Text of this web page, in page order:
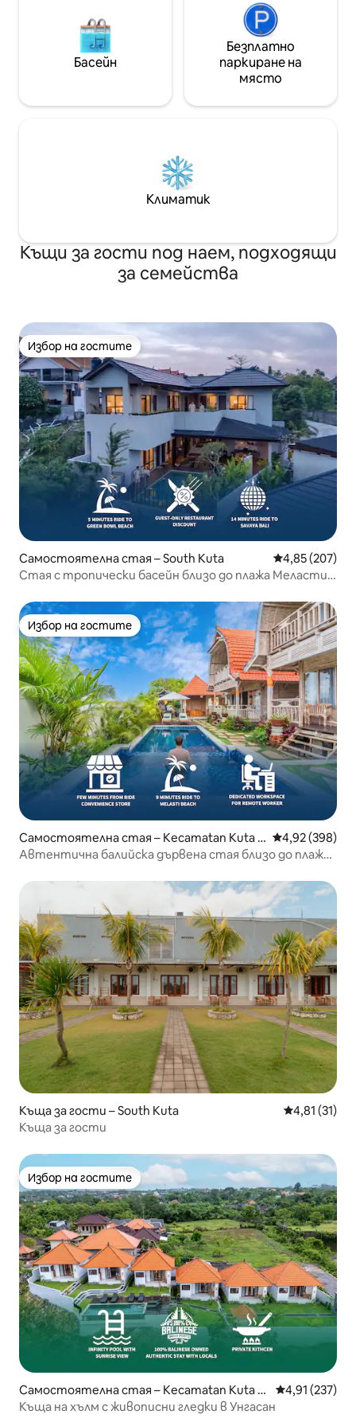
Басейн
Безплатно
паркиране на
място
Климатик
Къщи за гости под наем, подходящи
за семейства
Избор на гостите
Избор на гостите
Самостоятелна стая – South Kuta Средна
4,85 (207)
Стая с тропически басейн близо до плажа Меласти в
Избор на гостите
Избор на гостите
Самостоятелна стая – Kecamatan Kuta S
elatan
Средна
4,92 (398)
Автентична балийска дървена стая близо до плажа
Къща за гости – South Kuta Средна
4,81 (31)
Къща за гости
Избор на гостите
Избор на гостите
Самостоятелна стая – Kecamatan Kuta S
elatan
Средна
4,91 (237)
Къща на хълм с живописни гледки в Унгасан